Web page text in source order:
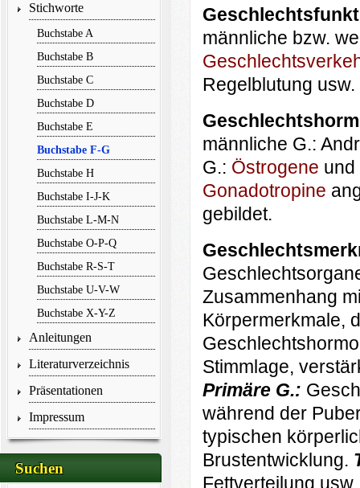
Stichworte
Buchstabe A
Buchstabe B
Buchstabe C
Buchstabe D
Buchstabe E
Buchstabe F-G
Buchstabe H
Buchstabe I-J-K
Buchstabe L-M-N
Buchstabe O-P-Q
Buchstabe R-S-T
Buchstabe U-V-W
Buchstabe X-Y-Z
Anleitungen
Literaturverzeichnis
Präsentationen
Impressum
Suchen
männliche bzw.
Regelblutung usw.
männliche G.:
G.: Östrogene und
Gonadotropine
gebildet.
Zusammenhang
Körpermerkmale,
Stimm­lage,
Primäre G.:
während der
typischen
Brustentwicklung.
Fettverteilung usw.